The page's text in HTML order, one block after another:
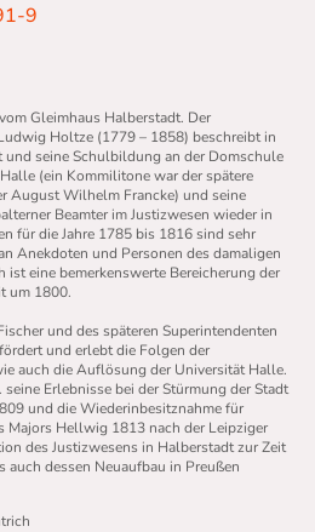
9
Gleimhaus Halberstadt. Der
Holtze (1779 – 1858) beschreibt in
und seine Schulbildung an der Domschule
(ein Kommilitone war der spätere
August Wilhelm Francke) und seine
Beamter im Justizwesen wieder in
für die Jahre 1785 bis 1816 sind sehr
Anekdoten und Personen des damaligen
ist eine bemerkenswerte Bereicherung der
um 1800.
und des späteren Superintendenten
und erlebt die Folgen der
auch die Auflösung der Universität Halle.
Erlebnisse bei der Stürmung der Stadt
und die Wiederinbesitznahme für
Majors Hellwig 1813 nach der Leipziger
des Justizwesens in Halberstadt zur Zeit
dessen Neuaufbau in Preußen